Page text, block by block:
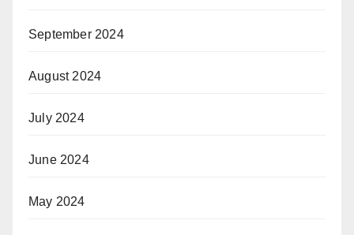
September 2024
August 2024
July 2024
June 2024
May 2024